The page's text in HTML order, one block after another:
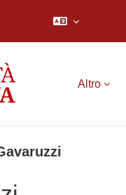
Altro